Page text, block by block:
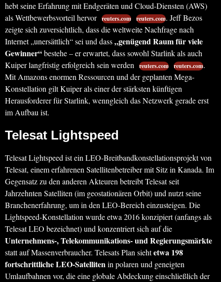
hebt seine Erfahrung mit Endgeräten und Cloud-Diensten (AWS)
als Wettbewerbsvorteil hervor reuters.com reuters.com. Jeff Bezos
zeigte sich zuversichtlich, dass die weltweite Nachfrage nach
Internet „unersättlich“ sei und dass„genügend Raum für viele
Gewinner“bestehe – er erwartet, dass sowohl Starlink als auch
Kuiper langfristig erfolgreich sein werden reuters.com reuters.com.
Mit Amazons enormen Ressourcen und der geplanten Mega-
Konstellation gilt Kuiper als einer der stärksten künftigen
Herausforderer für Starlink, wenngleich das Netzwerk gerade erst
im Aufbau ist.
Telesat Lightspeed
Telesat Lightspeed ist ein LEO-Breitbandkonstellationsprojekt von
Telesat, einem erfahrenen Satellitenbetreiber mit Sitz in Kanada. Im
Gegensatz zu den anderen Akteuren betreibt Telesat seit
Jahrzehnten Satelliten (im geostationären Orbit) und nutzt seine
Branchenerfahrung, um in den LEO-Bereich einzusteigen. Die
Lightspeed-Konstellation wurde etwa 2016 konzipiert (anfangs als
Telesat LEO bezeichnet) und konzentriert sich auf die
Unternehmens-, Telekommunikations- und Regierungsmärkte
statt auf Massenverbraucher. Telesats Plan siehtetwa 198
fortschrittliche LEO-Satellitenin polaren und geneigten
Umlaufbahnen vor, die eine globale Abdeckung einschließlich der